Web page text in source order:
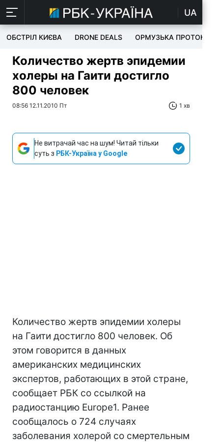
UA
ОБСТРІЛ КИЄВА DRONE DEALS ОРМУЗЬКА ПРОТОКА
Количество жертв эпидемии
холеры на Гаити достигло
800 человек
08:56 12.11.2010 Пт 1 хв
Не витрачай час на шум! Читай тільки
суть з РБК-Україна у Google
Количество жертв эпидемии холеры
на Гаити достигло 800 человек. Об
этом говорится в данных
американских медицинских
экспертов, работающих в этой стране,
сообщает РБК со ссылкой на
радиостанцию Europe1. Ранее
сообщалось о 724 случаях
заболевания холерой со смертельным